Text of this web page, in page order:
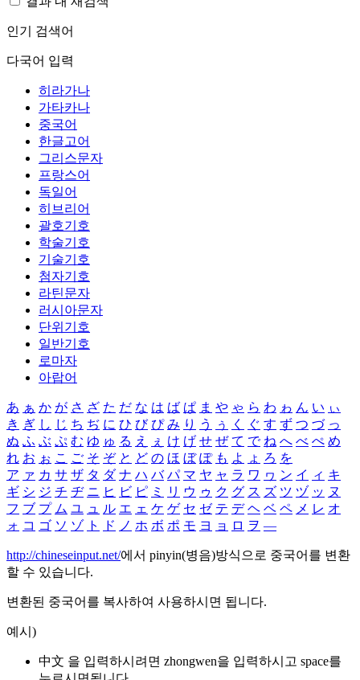
인기 검색어
다국어 입력
히라가나
가타카나
중국어
한글고어
그리스문자
프랑스어
독일어
히브리어
괄호기호
학술기호
기술기호
첨자기호
라틴문자
러시아문자
단위기호
일반기호
로마자
아랍어
あ ぁ か が さ ざ た だ な は ば ぱ ま や ゃ ら わ ゎ ん い ぃ
き ぎ し じ ち ぢ に ひ び ぴ み り う ぅ く ぐ す ず つ づ っ
ぬ ふ ぶ ぷ む ゆ ゅ る え ぇ け げ せ ぜ て で ね へ べ ぺ め
れ お ぉ こ ご そ ぞ と ど の ほ ぼ ぽ も よ ょ ろ を
ア ァ カ サ ザ タ ダ ナ ハ バ パ マ ヤ ャ ラ ワ ヮ ン イ ィ キ
ギ シ ジ チ ヂ ニ ヒ ビ ピ ミ リ ウ ゥ ク グ ス ズ ツ ヅ ッ ヌ
フ ブ プ ム ユ ュ ル エ ェ ケ ゲ セ ゼ テ デ ヘ ベ ペ メ レ オ
ォ コ ゴ ソ ゾ ト ド ノ ホ ボ ポ モ ヨ ョ ロ ヲ ―
http://chineseinput.net/에서 pinyin(병음)방식으로 중국어를 변환
할 수 있습니다.
변환된 중국어를 복사하여 사용하시면 됩니다.
예시)
中文 을 입력하시려면 zhongwen을 입력하시고 space를